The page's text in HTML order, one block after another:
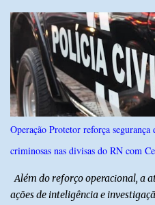
anunciaram o assalto no
residência, no Centro da cidade.
testemunhas, os suspeitos
uniformes de empresa, o que
suspeitas antes da abordagem.
fugiu levando a caminhonete em
Polícia Militar foi acionada logo
na região na tentativa de
autores do assalto. Qualquer
ser repassad...
Operação Protetor reforça segurança
criminosas nas divisas do RN com
Além do reforço operacional, a
ações de inteligência e